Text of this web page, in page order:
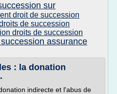
sur
droit de succession
de succession
droits de succession
assurance
: la donation
indirecte et l'abus de